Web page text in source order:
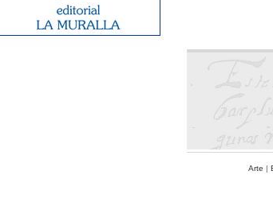
Arte |